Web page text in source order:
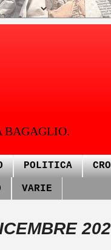
BAGAGLIO.
POLITICA
VARIE